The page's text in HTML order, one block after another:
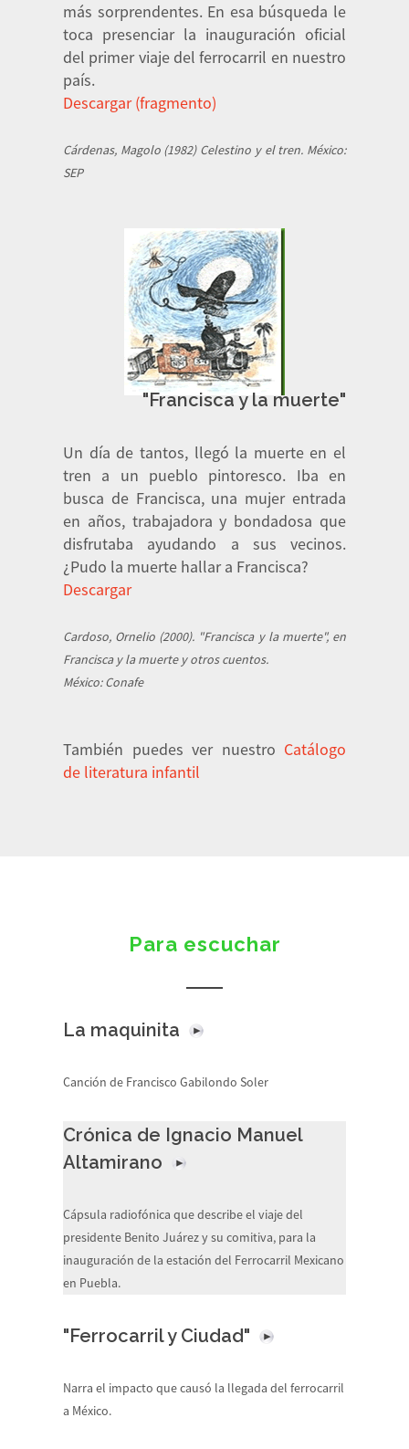
más sorprendentes. En esa búsqueda le
toca presenciar la inauguración oficial
del primer viaje del ferrocarril en nuestro
país.
Descargar (fragmento)
Cárdenas, Magolo (1982) Celestino y el tren. México:
SEP
"Francisca y la muerte"
Un día de tantos, llegó la muerte en el
tren a un pueblo pintoresco. Iba en
busca de Francisca, una mujer entrada
en años, trabajadora y bondadosa que
disfrutaba ayudando a sus vecinos.
¿Pudo la muerte hallar a Francisca?
Descargar
Cardoso, Ornelio (2000). "Francisca y la muerte", en
Francisca y la muerte y otros cuentos.
México: Conafe
También puedes ver nuestro Catálogo
de literatura infantil
Para escuchar
La maquinita
Canción de Francisco Gabilondo Soler
Crónica de Ignacio Manuel
Altamirano
Cápsula radiofónica que describe el viaje del
presidente Benito Juárez y su comitiva, para la
inauguración de la estación del Ferrocarril Mexicano
en Puebla.
"Ferrocarril y Ciudad"
Narra el impacto que causó la llegada del ferrocarril
a México.